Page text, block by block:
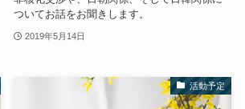
ついてお話をお聞きします。
2019年5月14日
活動予定